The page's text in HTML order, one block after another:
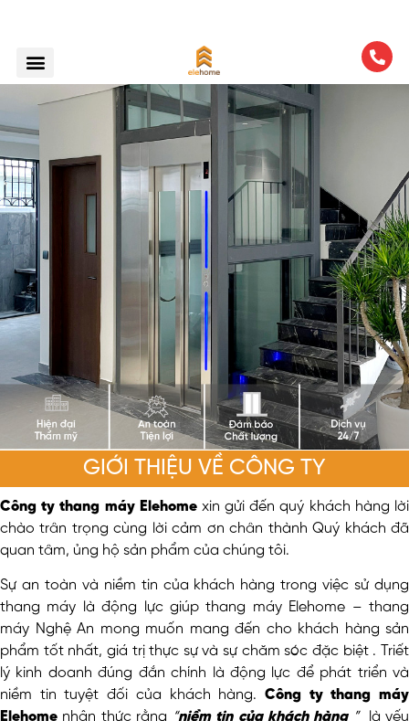
GIỚI THIỆU VỀ CÔNG TY
Công ty thang máy Elehome xin gửi đến quý khách hàng lời
chào trân trọng cùng lời cảm ơn chân thành Quý khách đã
quan tâm, ủng hộ sản phẩm của chúng tôi.
Sự an toàn và niềm tin của khách hàng trong việc sử dụng
thang máy là động lực giúp thang máy Elehome – thang
máy Nghệ An mong muốn mang đến cho khách hàng sản
phẩm tốt nhất, giá trị thực sự và sự chăm sóc đặc biệt . Triết
lý kinh doanh đúng đắn chính là động lực để phát triển và
niềm tin tuyệt đối của khách hàng. Công ty thang máy
Elehome nhận thức rằng “niềm tin của khách hàng ”là yếu